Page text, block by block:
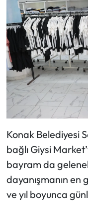
Konak Belediyesi
bağlı Giysi
bayram da
dayanışmanın
ve yıl boyunca